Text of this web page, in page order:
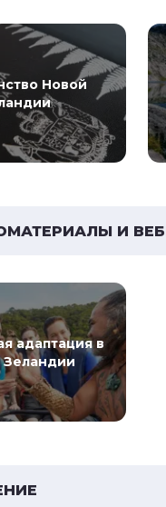
Новой
И
адаптация в